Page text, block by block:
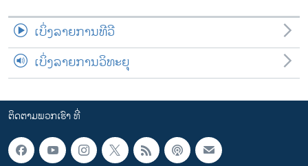
ເບິ່ງລາຍການທີວີ
ເບິ່ງລາຍການວິທະຍຸ
ຕິດຕາມພວກເຮົາ ທີ່